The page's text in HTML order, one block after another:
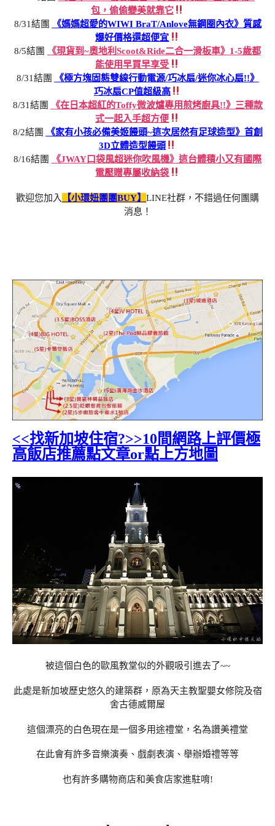
包，偷偷變美就靠它
8/31結團
《媽媽超愛的WIWI BraT/Anlove無鋼圈內衣》質感
爆好價格還超便宜
8/5結團
《現貨到~奧地利Scoot&Ride二合一滑板車》1-5歲都
能使用早買早享受
8/31結團
《極方塊固態雙線行動電源/巧冰扇/迷你冰心扇!!》
巧冰扇CP值超級高
8/31結團
《在日本超紅的Toffy微波爐專用煎烤廚具!!》三種款
式一起入手超方便
8/2結團
《家有小孩必備美姬饅頭~這次居然有足球造型》首創
3D立體造型饅頭
8/16結團
《JWAY口袋風超迷你吹風機》這台體積小又有國際
電壓贈專屬收納袋
歡迎您加入 【小環妞團團BUY】 LINE社群，不錯過任何團購
消息！
<<找新加坡住宿?>>10間網路上評價極
高飯店推薦點文章or點上方地圖
被這個白色的歐風教堂似的外觀吸引進去了~~
此處是新加坡歷史悠久的建築群，原為天主教聖嬰女修院及宿
舍古德威爾屋
這個漂亮的白色現在是一個多用途禮堂，名為讚美禮堂
在此會有許多音樂演奏、戲劇表演、舉辦婚禮等等
也有許多購物商店和美食店家進駐唷!